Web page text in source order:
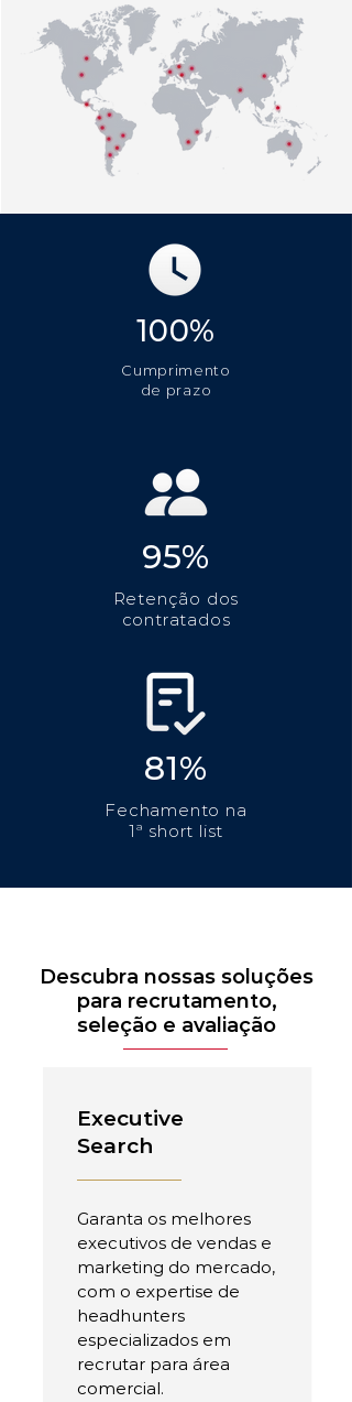
100%
Cumprimento
de prazo
95%
Retenção dos
contratados
81%
Fechamento na
1ª short list
Descubra nossas soluções
para recrutamento,
seleção e avaliação
Executive
Search
Garanta os melhores
executivos de vendas e
marketing do mercado,
com o expertise de
headhunters
especializados em
recrutar para área
comercial.